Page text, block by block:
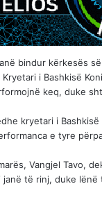
bindur kërkesës
i Bashkisë
keq, duke
kryetari i
e tyre
Vangjel Tavo,
të rinj, duke